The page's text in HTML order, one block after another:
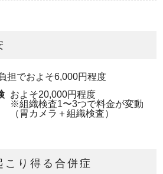
担でおよそ6,000円程度
およそ20,000円程度
※組織検査1〜3つで料金が変動
（胃カメラ＋組織検査）
こり得る合併症